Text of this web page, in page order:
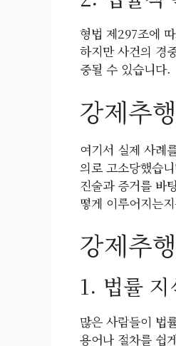
형법 제297조에
하지만 사건의 경
중될 수 있습니다.
강제추
여기서 실제 사례
의로 고소당했습
진술과 증거를 바
떻게 이루어지는
강제추
1. 법률
많은 사람들이 법
용어나 절차를 쉽